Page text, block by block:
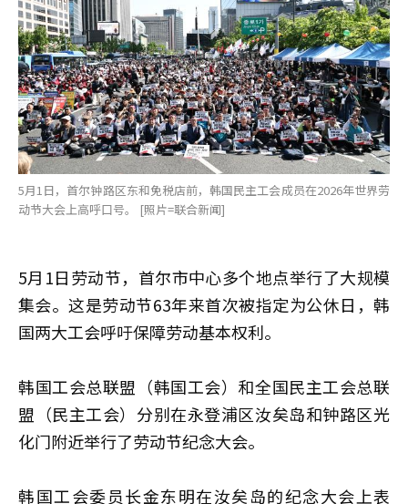
5月1日，首尔钟路区东和免税店前，韩国民主工会成员在2026年世界劳
动节大会上高呼口号。 [照片=联合新闻]
5月1日劳动节，首尔市中心多个地点举行了大规模
集会。这是劳动节63年来首次被指定为公休日，韩
国两大工会呼吁保障劳动基本权利。
韩国工会总联盟（韩国工会）和全国民主工会总联
盟（民主工会）分别在永登浦区汝矣岛和钟路区光
化门附近举行了劳动节纪念大会。
韩国工会委员长金东明在汝矣岛的纪念大会上表